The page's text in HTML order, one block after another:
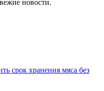
новости.
срок хранения мяса без